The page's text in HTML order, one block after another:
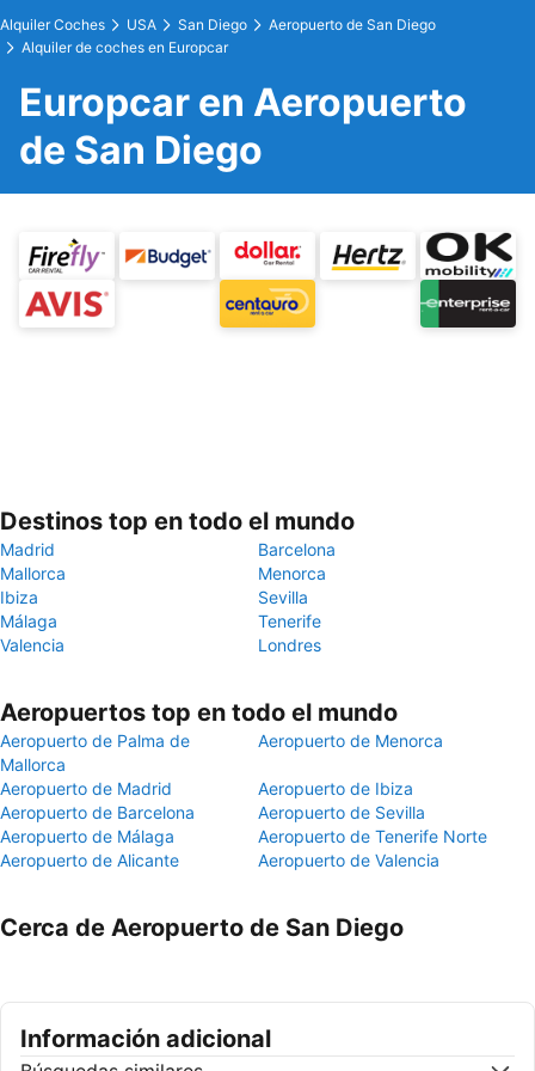
Alquiler Coches USA San Diego
Aeropuerto de San Diego
Alquiler de coches en Europcar
Europcar en Aeropuerto
de San Diego
Destinos top en todo el mundo
Madrid
Barcelona
Mallorca
Menorca
Ibiza
Sevilla
Málaga
Tenerife
Valencia
Londres
Aeropuertos top en todo el mundo
Aeropuerto de Palma de
Mallorca
Aeropuerto de Menorca
Aeropuerto de Madrid
Aeropuerto de Ibiza
Aeropuerto de Barcelona
Aeropuerto de Sevilla
Aeropuerto de Málaga
Aeropuerto de Tenerife Norte
Aeropuerto de Alicante
Aeropuerto de Valencia
Cerca de Aeropuerto de San Diego
Información adicional